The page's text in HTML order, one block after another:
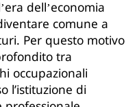
’era dell’economia
comune a
Per questo motivo
tra
occupazionali
l’istituzione di